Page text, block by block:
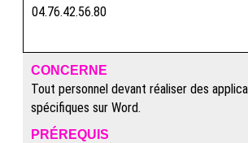
04.76.42.56.80
CONCERNE
Tout personnel devant réaliser des
spécifiques sur Word.
PRÉREQUIS